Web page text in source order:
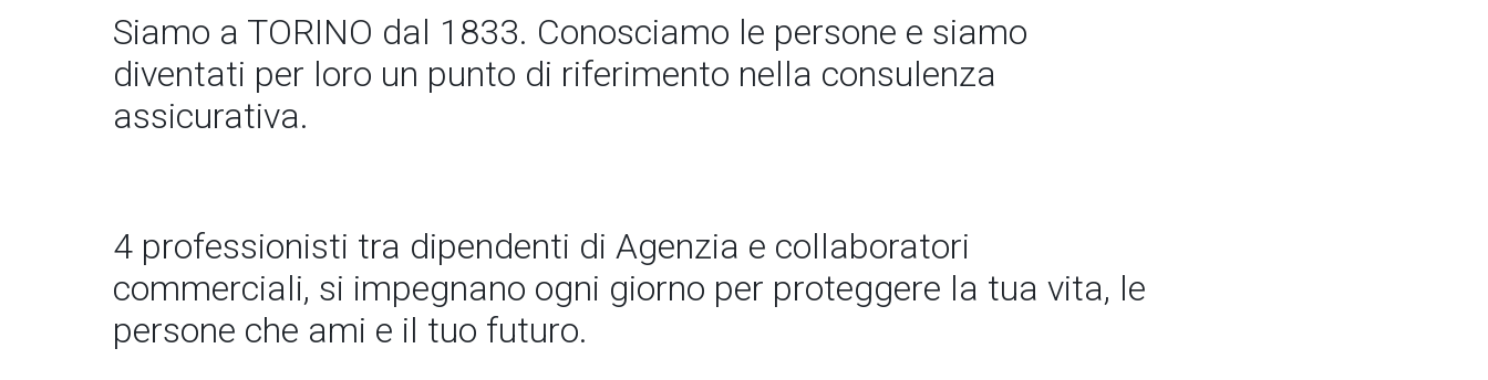
Siamo a TORINO dal 1833. Conosciamo le persone e siamo
diventati per loro un punto di riferimento nella consulenza
assicurativa.
4 professionisti tra dipendenti di Agenzia e collaboratori
commerciali, si impegnano ogni giorno per proteggere la tua vita, le
persone che ami e il tuo futuro.